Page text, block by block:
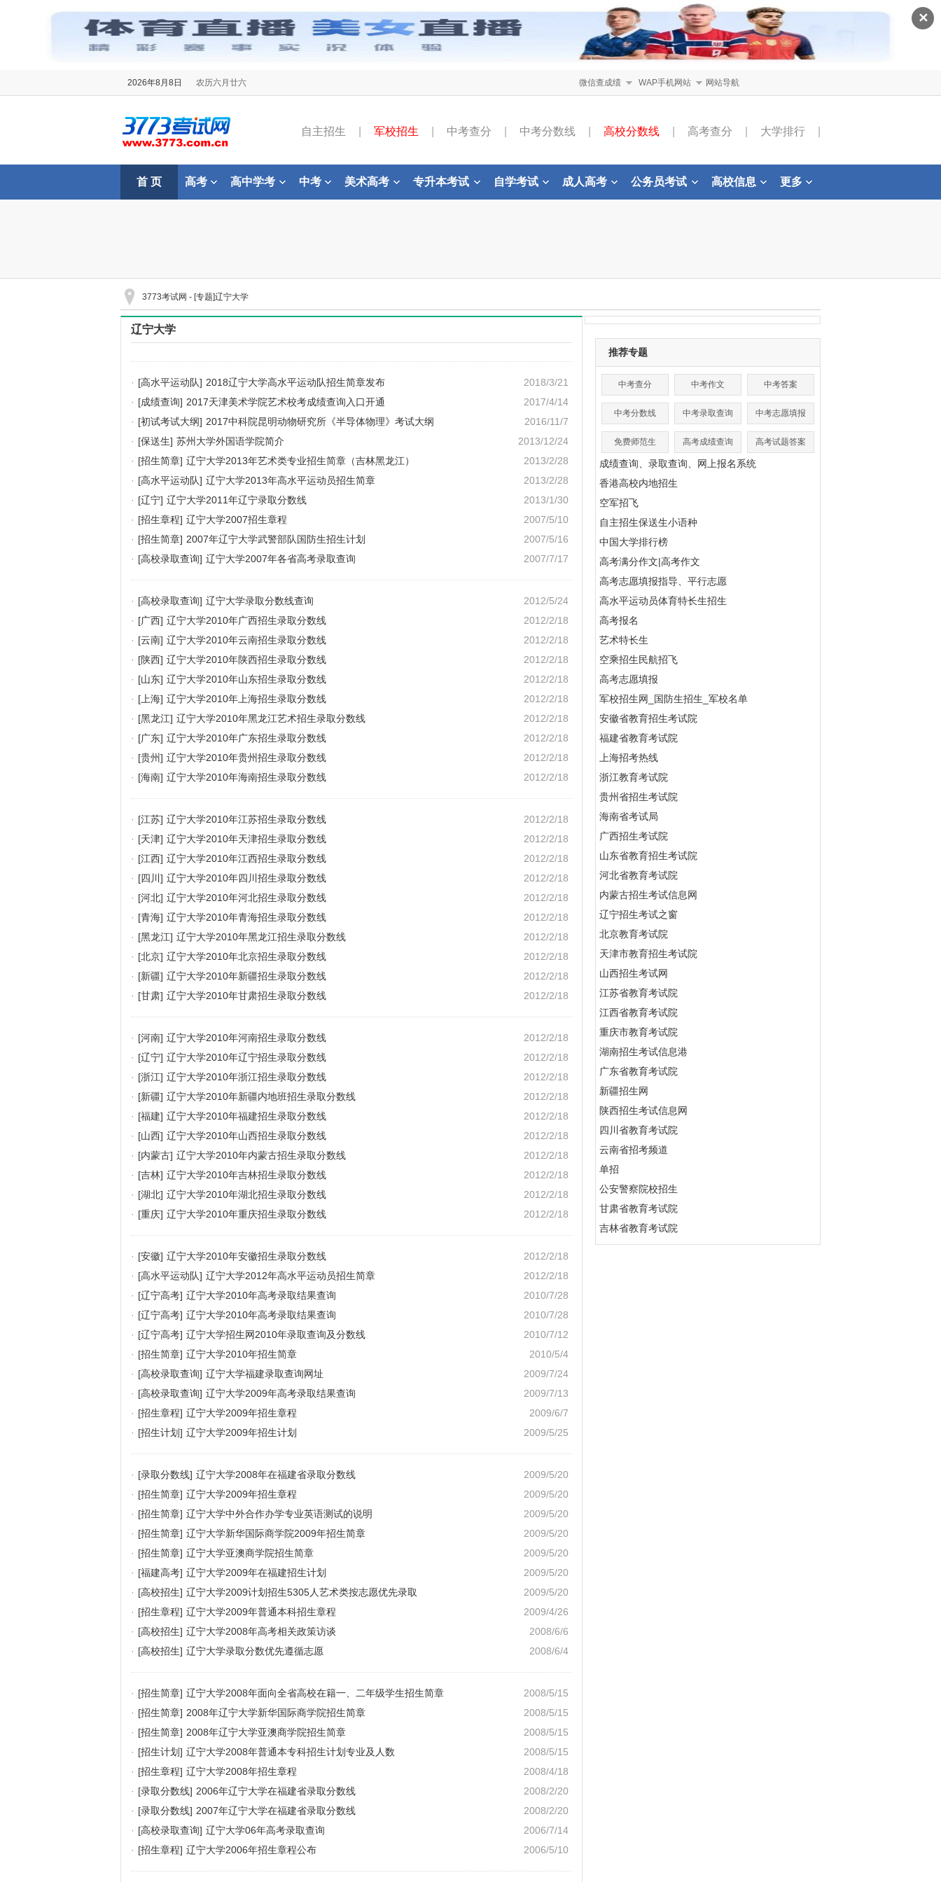
✕
2026年8月8日 农历六月廿六 微信查成绩 WAP手机网站 网站导航
自主招生 军校招生 中考查分 中考分数线 高校分数线 高考查分 大学排行
首 页 高考 高中学考 中考 美术高考 专升本考试 自学考试 成人高考 公务员考试 高校信息 更多
3773考试网 - [专题]辽宁大学
辽宁大学
2018/3/21
· [高水平运动队] 2018辽宁大学高水平运动队招生简章发布
2017/4/14
· [成绩查询] 2017天津美术学院艺术校考成绩查询入口开通
2016/11/7
· [初试考试大纲] 2017中科院昆明动物研究所《半导体物理》考试大纲
2013/12/24
· [保送生] 苏州大学外国语学院简介
2013/2/28
· [招生简章] 辽宁大学2013年艺术类专业招生简章（吉林黑龙江）
2013/2/28
· [高水平运动队] 辽宁大学2013年高水平运动员招生简章
2013/1/30
· [辽宁] 辽宁大学2011年辽宁录取分数线
2007/5/10
· [招生章程] 辽宁大学2007招生章程
2007/5/16
· [招生简章] 2007年辽宁大学武警部队国防生招生计划
2007/7/17
· [高校录取查询] 辽宁大学2007年各省高考录取查询
2012/5/24
· [高校录取查询] 辽宁大学录取分数线查询
2012/2/18
· [广西] 辽宁大学2010年广西招生录取分数线
2012/2/18
· [云南] 辽宁大学2010年云南招生录取分数线
2012/2/18
· [陕西] 辽宁大学2010年陕西招生录取分数线
2012/2/18
· [山东] 辽宁大学2010年山东招生录取分数线
2012/2/18
· [上海] 辽宁大学2010年上海招生录取分数线
2012/2/18
· [黑龙江] 辽宁大学2010年黑龙江艺术招生录取分数线
2012/2/18
· [广东] 辽宁大学2010年广东招生录取分数线
2012/2/18
· [贵州] 辽宁大学2010年贵州招生录取分数线
2012/2/18
· [海南] 辽宁大学2010年海南招生录取分数线
2012/2/18
· [江苏] 辽宁大学2010年江苏招生录取分数线
2012/2/18
· [天津] 辽宁大学2010年天津招生录取分数线
2012/2/18
· [江西] 辽宁大学2010年江西招生录取分数线
2012/2/18
· [四川] 辽宁大学2010年四川招生录取分数线
2012/2/18
· [河北] 辽宁大学2010年河北招生录取分数线
2012/2/18
· [青海] 辽宁大学2010年青海招生录取分数线
2012/2/18
· [黑龙江] 辽宁大学2010年黑龙江招生录取分数线
2012/2/18
· [北京] 辽宁大学2010年北京招生录取分数线
2012/2/18
· [新疆] 辽宁大学2010年新疆招生录取分数线
2012/2/18
· [甘肃] 辽宁大学2010年甘肃招生录取分数线
2012/2/18
· [河南] 辽宁大学2010年河南招生录取分数线
2012/2/18
· [辽宁] 辽宁大学2010年辽宁招生录取分数线
2012/2/18
· [浙江] 辽宁大学2010年浙江招生录取分数线
2012/2/18
· [新疆] 辽宁大学2010年新疆内地班招生录取分数线
2012/2/18
· [福建] 辽宁大学2010年福建招生录取分数线
2012/2/18
· [山西] 辽宁大学2010年山西招生录取分数线
2012/2/18
· [内蒙古] 辽宁大学2010年内蒙古招生录取分数线
2012/2/18
· [吉林] 辽宁大学2010年吉林招生录取分数线
2012/2/18
· [湖北] 辽宁大学2010年湖北招生录取分数线
2012/2/18
· [重庆] 辽宁大学2010年重庆招生录取分数线
2012/2/18
· [安徽] 辽宁大学2010年安徽招生录取分数线
2012/2/18
· [高水平运动队] 辽宁大学2012年高水平运动员招生简章
2010/7/28
· [辽宁高考] 辽宁大学2010年高考录取结果查询
2010/7/28
· [辽宁高考] 辽宁大学2010年高考录取结果查询
2010/7/12
· [辽宁高考] 辽宁大学招生网2010年录取查询及分数线
2010/5/4
· [招生简章] 辽宁大学2010年招生简章
2009/7/24
· [高校录取查询] 辽宁大学福建录取查询网址
2009/7/13
· [高校录取查询] 辽宁大学2009年高考录取结果查询
2009/6/7
· [招生章程] 辽宁大学2009年招生章程
2009/5/25
· [招生计划] 辽宁大学2009年招生计划
2009/5/20
· [录取分数线] 辽宁大学2008年在福建省录取分数线
2009/5/20
· [招生简章] 辽宁大学2009年招生章程
2009/5/20
· [招生简章] 辽宁大学中外合作办学专业英语测试的说明
2009/5/20
· [招生简章] 辽宁大学新华国际商学院2009年招生简章
2009/5/20
· [招生简章] 辽宁大学亚澳商学院招生简章
2009/5/20
· [福建高考] 辽宁大学2009年在福建招生计划
2009/5/20
· [高校招生] 辽宁大学2009计划招生5305人艺术类按志愿优先录取
2009/4/26
· [招生章程] 辽宁大学2009年普通本科招生章程
2008/6/6
· [高校招生] 辽宁大学2008年高考相关政策访谈
2008/6/4
· [高校招生] 辽宁大学录取分数优先遵循志愿
2008/5/15
· [招生简章] 辽宁大学2008年面向全省高校在籍一、二年级学生招生简章
2008/5/15
· [招生简章] 2008年辽宁大学新华国际商学院招生简章
2008/5/15
· [招生简章] 2008年辽宁大学亚澳商学院招生简章
2008/5/15
· [招生计划] 辽宁大学2008年普通本专科招生计划专业及人数
2008/4/18
· [招生章程] 辽宁大学2008年招生章程
2008/2/20
· [录取分数线] 2006年辽宁大学在福建省录取分数线
2008/2/20
· [录取分数线] 2007年辽宁大学在福建省录取分数线
2006/7/14
· [高校录取查询] 辽宁大学06年高考录取查询
2006/5/10
· [招生章程] 辽宁大学2006年招生章程公布
推荐专题
中考查分 中考作文 中考答案
中考分数线 中考录取查询 中考志愿填报
免费师范生 高考成绩查询 高考试题答案
成绩查询、录取查询、网上报名系统
香港高校内地招生
空军招飞
自主招生保送生小语种
中国大学排行榜
高考满分作文|高考作文
高考志愿填报指导、平行志愿
高水平运动员体育特长生招生
高考报名
艺术特长生
空乘招生民航招飞
高考志愿填报
军校招生网_国防生招生_军校名单
安徽省教育招生考试院
福建省教育考试院
上海招考热线
浙江教育考试院
贵州省招生考试院
海南省考试局
广西招生考试院
山东省教育招生考试院
河北省教育考试院
内蒙古招生考试信息网
辽宁招生考试之窗
北京教育考试院
天津市教育招生考试院
山西招生考试网
江苏省教育考试院
江西省教育考试院
重庆市教育考试院
湖南招生考试信息港
广东省教育考试院
新疆招生网
陕西招生考试信息网
四川省教育考试院
云南省招考频道
单招
公安警察院校招生
甘肃省教育考试院
吉林省教育考试院